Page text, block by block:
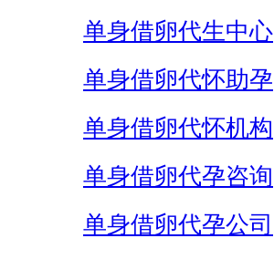
单身借卵代生中心
单身借卵代怀助孕
单身借卵代怀机构
单身借卵代孕咨询
单身借卵代孕公司